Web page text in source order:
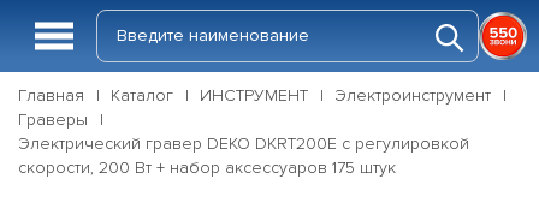
Главная Каталог ИНСТРУМЕНТ
Электроинструмент
Граверы
Электрический гравер DEKO DKRT200E с регулировкой
скорости, 200 Вт + набор аксессуаров 175 штук